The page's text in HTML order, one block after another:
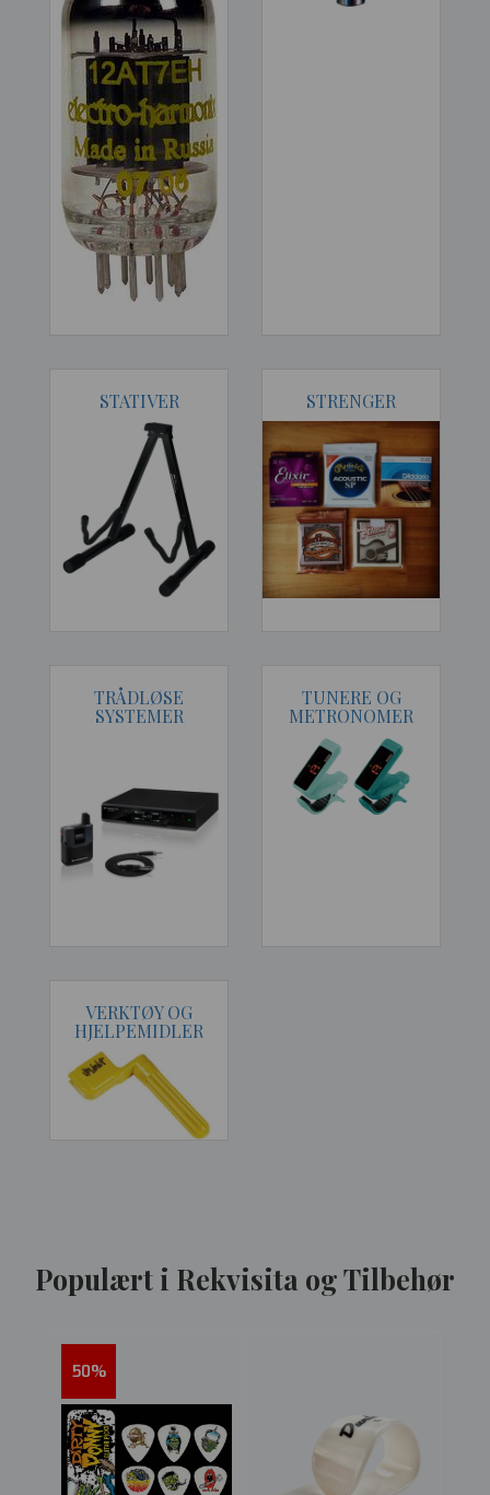
STATIVER STRENGER
TRÅDLØSE
SYSTEMER
TUNERE OG
METRONOMER
VERKTØY OG
HJELPEMIDLER
Populært i Rekvisita og Tilbehør
50%